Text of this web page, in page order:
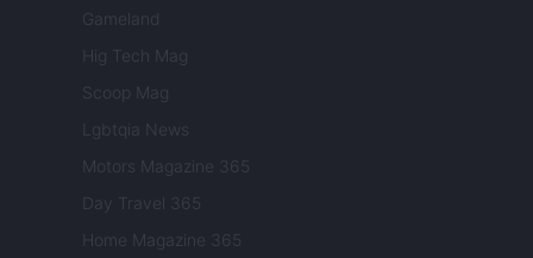
Gameland
Hig Tech Mag
Scoop Mag
Lgbtqia News
Motors Magazine 365
Day Travel 365
Home Magazine 365